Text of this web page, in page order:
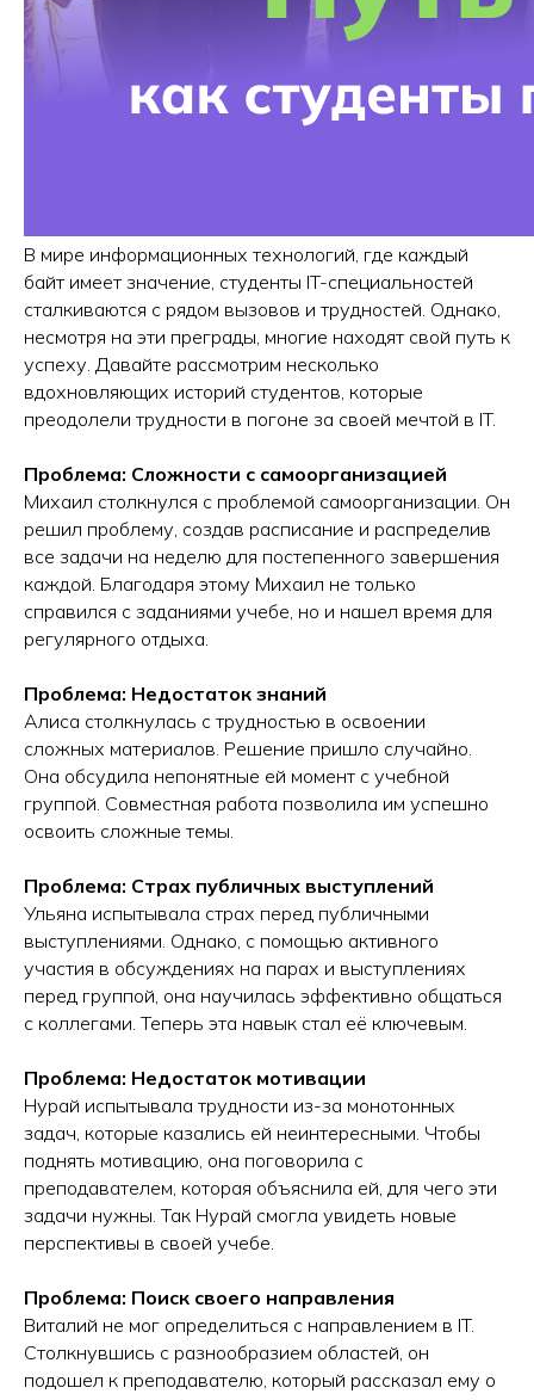
В мире информационных технологий, где каждый
байт имеет значение, студенты IT-специальностей
сталкиваются с рядом вызовов и трудностей. Однако,
несмотря на эти преграды, многие находят свой путь к
успеху. Давайте рассмотрим несколько
вдохновляющих историй студентов, которые
преодолели трудности в погоне за своей мечтой в IT.
Проблема: Сложности с самоорганизацией
Михаил столкнулся с проблемой самоорганизации. Он
решил проблему, создав расписание и распределив
все задачи на неделю для постепенного завершения
каждой. Благодаря этому Михаил не только
справился с заданиями учебе, но и нашел время для
регулярного отдыха.
Проблема: Недостаток знаний
Алиса столкнулась с трудностью в освоении
сложных материалов. Решение пришло случайно.
Она обсудила непонятные ей момент с учебной
группой. Совместная работа позволила им успешно
освоить сложные темы.
Проблема: Страх публичных выступлений
Ульяна испытывала страх перед публичными
выступлениями. Однако, с помощью активного
участия в обсуждениях на парах и выступлениях
перед группой, она научилась эффективно общаться
с коллегами. Теперь эта навык стал её ключевым.
Проблема: Недостаток мотивации
Нурай испытывала трудности из-за монотонных
задач, которые казались ей неинтересными. Чтобы
поднять мотивацию, она поговорила с
преподавателем, которая объяснила ей, для чего эти
задачи нужны. Так Нурай смогла увидеть новые
перспективы в своей учебе.
Проблема: Поиск своего направления
Виталий не мог определиться с направлением в IT.
Столкнувшись с разнообразием областей, он
подошел к преподавателю, который рассказал ему о
О нас
Блог
О колледже Хекслет
Сведения об организации
Поступление 2026
Как проходит обучение
Процесс поступления
Подача документов